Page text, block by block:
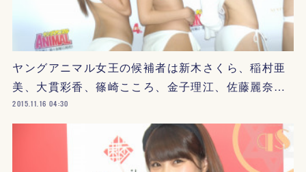
ヤングアニマル女王の候補者は新木さくら、稲村亜
美、大貫彩香、篠崎こころ、金子理江、佐藤麗奈…
2015.11.16 04:30